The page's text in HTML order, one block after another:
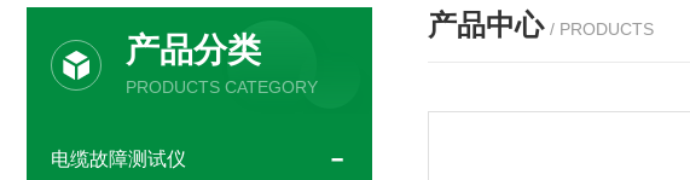
产品分类
PRODUCTS CATEGORY
电缆故障测试仪
产品中心 / PRODUCTS